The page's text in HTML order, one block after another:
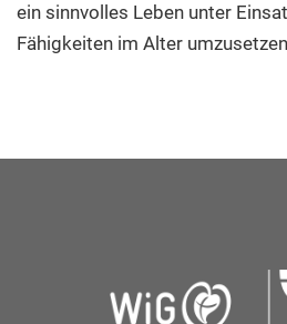
ein sinnvolles Leben unter
Fähigkeiten im Alter